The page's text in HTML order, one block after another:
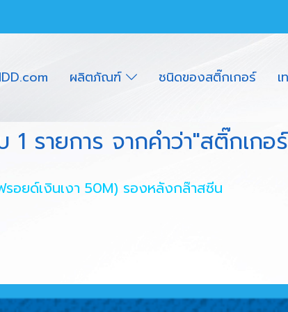
ผลิตภัณฑ์ ชนิดของสติ๊กเกอร์
1 รายการ จากคำว่า"สติ๊กเกอ
อยด์เงินเงา 50M) รองหลังกล๊าสซีน